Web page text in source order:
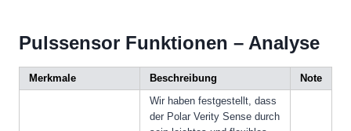
Pulssensor Funktionen – Analyse
Merkmale Beschreibung
Note
Wir haben festgestellt, dass
der Polar Verity Sense durch